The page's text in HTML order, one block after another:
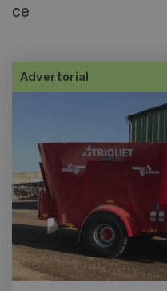
ce
Advertorial